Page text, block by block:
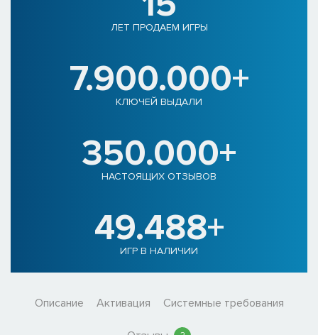
ЛЕТ ПРОДАЕМ ИГРЫ
7.900.000+
КЛЮЧЕЙ ВЫДАЛИ
350.000+
НАСТОЯЩИХ ОТЗЫВОВ
49.488+
ИГР В НАЛИЧИИ
Описание Активация Системные требования